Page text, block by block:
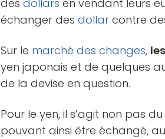
desdollars en vendant leurs
échanger desdollar contre
Sur le marché des changes,
yen japonais et de quelques
de la devise en question.
Pour le yen, il s’agit non pas
pouvant ainsi être échangé, au